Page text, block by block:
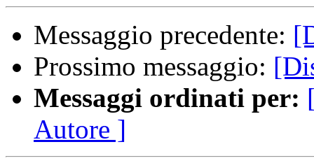
Messaggio precedente:
Prossimo messaggio:
Messaggi ordinati per:
Autore ]